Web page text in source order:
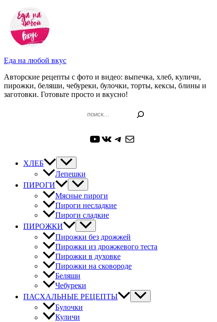
Перейти
содержимому
Еда на любой вкус
Авторские рецепты с фото и видео: выпечка, хлеб, куличи,
пирожки, беляши, чебуреки, булочки, торты, кексы, блины и
заготовки. Готовьте просто и вкусно!
YouTube
ВКонтакте
Telegram
Почта
ХЛЕБ
Лепешки
ПИРОГИ
Мясные пироги
Пироги несладкие
Пироги сладкие
ПИРОЖКИ
Пирожки без дрожжей
Пирожки из дрожжевого теста
Пирожки в духовке
Пирожки на сковороде
Беляши
Чебуреки
ПАСХАЛЬНЫЕ РЕЦЕПТЫ
Булочки
Куличи